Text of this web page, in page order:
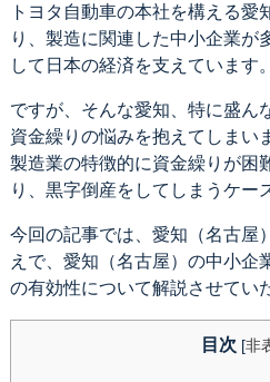
トヨタ自動車の本社を構える愛
り、製造に関連した中小企業が
して日本の経済を支えています。
ですが、そんな愛知、特に盛ん
資金繰りの悩みを抱えてしまい
製造業の特徴的に資金繰りが困
り、黒字倒産をしてしまうケー
今回の記事では、愛知（名古屋
えで、愛知（名古屋）の中小企
の有効性について解説させてい
目次 [非